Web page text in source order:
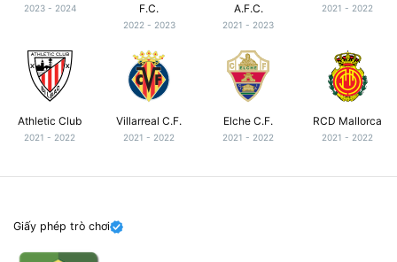
2023 - 2024
F.C.
2022 - 2023
A.F.C.
2021 - 2023
2021 - 2022
Athletic Club
2021 - 2022
Villarreal C.F.
2021 - 2022
Elche C.F.
2021 - 2022
RCD Mallorca
2021 - 2022
Giấy phép trò chơi